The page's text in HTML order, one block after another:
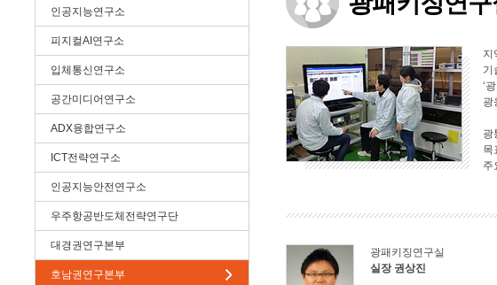
인공지능연구소
피지컬AI연구소
입체통신연구소
공간미디어연구소
ADX융합연구소
ICT전략연구소
인공지능안전연구소
우주항공반도체전략연구단
대경권연구본부
호남권연구본부
지
기
‘
광
광
목
주
광패키징연구실
실장 권상진